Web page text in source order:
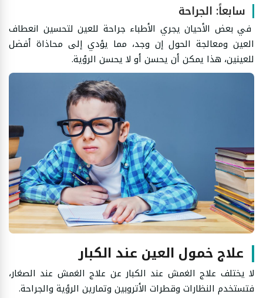
سابعاً: الجراحة
في بعض الأحيان يجري الأطباء جراحة للعين لتحسين انعطاف
العين ومعالجة الحول إن وجد، مما يؤدي إلى محاذاة أفضل
للعينين، هذا يمكن أن يحسن أو لا يحسن الرؤية.
علاج خمول العين عند الكبار
لا يختلف علاج الغمش عند الكبار عن علاج الغمش عند الصغار،
فتستخدم النظارات وقطرات الأتروبين وتمارين الرؤية والجراحة.